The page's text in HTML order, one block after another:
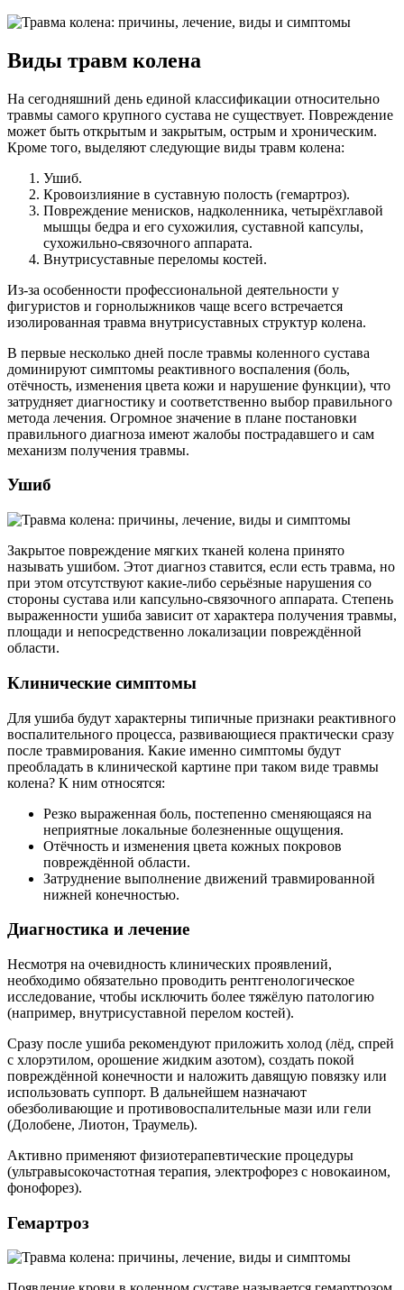
Виды травм колена
На сегодняшний день единой классификации относительно
травмы самого крупного сустава не существует. Повреждение
может быть открытым и закрытым, острым и хроническим.
Кроме того, выделяют следующие виды травм колена:
Ушиб.
Кровоизлияние в суставную полость (гемартроз).
Повреждение менисков, надколенника, четырёхглавой
мышцы бедра и его сухожилия, суставной капсулы,
сухожильно-связочного аппарата.
Внутрисуставные переломы костей.
Из-за особенности профессиональной деятельности у
фигуристов и горнолыжников чаще всего встречается
изолированная травма внутрисуставных структур колена.
В первые несколько дней после травмы коленного сустава
доминируют симптомы реактивного воспаления (боль,
отёчность, изменения цвета кожи и нарушение функции), что
затрудняет диагностику и соответственно выбор правильного
метода лечения. Огромное значение в плане постановки
правильного диагноза имеют жалобы пострадавшего и сам
механизм получения травмы.
Ушиб
Закрытое повреждение мягких тканей колена принято
называть ушибом. Этот диагноз ставится, если есть травма, но
при этом отсутствуют какие-либо серьёзные нарушения со
стороны сустава или капсульно-связочного аппарата. Степень
выраженности ушиба зависит от характера получения травмы,
площади и непосредственно локализации повреждённой
области.
Клинические симптомы
Для ушиба будут характерны типичные признаки реактивного
воспалительного процесса, развивающиеся практически сразу
после травмирования. Какие именно симптомы будут
преобладать в клинической картине при таком виде травмы
колена? К ним относятся:
Резко выраженная боль, постепенно сменяющаяся на
неприятные локальные болезненные ощущения.
Отёчность и изменения цвета кожных покровов
повреждённой области.
Затруднение выполнение движений травмированной
нижней конечностью.
Диагностика и лечение
Несмотря на очевидность клинических проявлений,
необходимо обязательно проводить рентгенологическое
исследование, чтобы исключить более тяжёлую патологию
(например, внутрисуставной перелом костей).
Сразу после ушиба рекомендуют приложить холод (лёд, спрей
с хлорэтилом, орошение жидким азотом), создать покой
повреждённой конечности и наложить давящую повязку или
использовать суппорт. В дальнейшем назначают
обезболивающие и противовоспалительные мази или гели
(Долобене, Лиотон, Траумель).
Активно применяют физиотерапевтические процедуры
(ультравысокочастотная терапия, электрофорез с новокаином,
фонофорез).
Гемартроз